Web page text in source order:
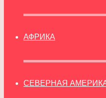
АФРИКА
СЕВЕРНАЯ